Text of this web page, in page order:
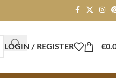
LOGIN / REGISTER €